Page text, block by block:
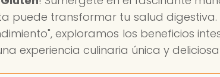
puede transformar tu salud digestiva.
exploramos los beneficios
experiencia culinaria única y